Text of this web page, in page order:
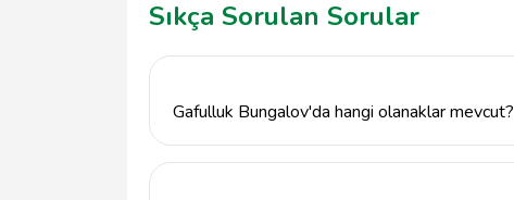
Sıkça Sorulan Sorular
Gafulluk Bungalov'da hangi olanaklar mevcut?